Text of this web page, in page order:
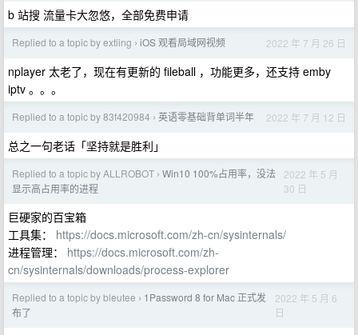
b 站搜 流量卡大忽悠，全部免费申请
Replied to a topic by extiing › iOS 观看局域网视频 2022 年 7 月 26 日
nplayer 太老了，现在有更新的 fileball ，功能更多，还支持 emby
iptv 。。。
Replied to a topic by 83f420984 › 英语零基础背单词半年 2022 年 7 月 12 日
总之一句老话「坚持就是胜利」
Replied to a topic by ALLROBOT › Win10 100%占用率，没法
显示高占用率的进程
2022 年 5 月
30 日
巨硬家的百宝箱
工具集： https://docs.microsoft.com/zh-cn/sysinternals/
进程管理： https://docs.microsoft.com/zh-
cn/sysinternals/downloads/process-explorer
Replied to a topic by bleutee › 1Password 8 for Mac 正式发
布了
2022 年 5 月 6
日